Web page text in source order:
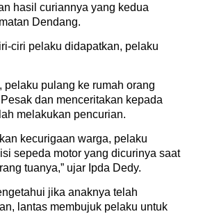
hasil curiannya yang kedua
Dendang.
ciri pelaku didapatkan, pelaku
pelaku pulang ke rumah orang
dan menceritakan kepada
melakukan pencurian.
kecurigaan warga, pelaku
sepeda motor yang dicurinya saat
tuanya,” ujar Ipda Dedy.
jika anaknya telah
lantas membujuk pelaku untuk